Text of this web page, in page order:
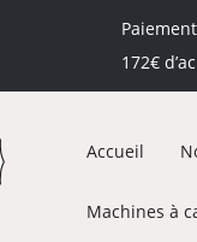
172€
Accueil
Machines à